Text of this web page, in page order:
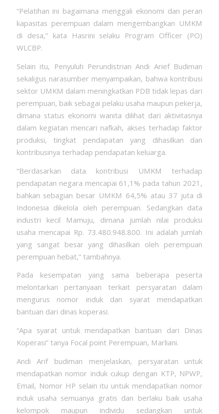
“Pelatihan ini bagaimana menggali ekonomi dan peran
kapasitas perempuan dalam mengembangkan UMKM
di desa,” kata Hasrini selaku Program Officer (PO)
WLCBP.
Selain itu, Penyuluh Perundistrian Andi Arief Budiman
sekaligus narasumber menyampaikan, bahwa kontribusi
sektor UMKM dalam meningkatkan PDB tidak lepas dari
perempuan, baik sebagai pelaku usaha maupun pekerja,
dimana status ekonomi wanita dilihat dari aktivitasnya
dalam kegiatan mencari nafkah, akses terhadap faktor
produksi, tingkat pendapatan yang dihasilkan dan
kontribusinya terhadap pendapatan keluarga.
“Berdasarkan data kontribusi UMKM terhadap
pendapatan negara mencapai 61,1% pada tahun 2021,
bahkan sebagian besar UMKM 64,5% atau 37 juta di
Indonesia dikelola oleh perempuan. Sedangkan data
industri kecil Mamuju, dimana jumlah nilai produksi
usaha mencapai Rp. 73.480.948.800. Ini adalah jumlah
yang sangat besar yang dihasilkan oleh perempuan
perempuan hebat,” tambahnya.
Pada kesempatan yang sama beberapa peserta
melontarkan pertanyaan terkait persyaratan dalam
mengurus nomor induk dan syarat mendapatkan
bantuan dari dinas koperasi.
“Apa syarat untuk mendapatkan bantuan dari Dinas
Koperasi” tanya Focal point Perempuan, Marliani.
Andi Arif budiman menjelaskan, persyaratan untuk
mendapatkan nomor induk cukup dengan KTP, NPWP,
Email, Nomor HP selain itu untuk mendapatkan nomor
induk usaha semuanya gratis dan berlaku baik usaha
kelompok maupun individu sedangkan untuk